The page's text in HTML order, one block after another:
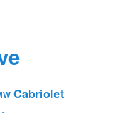
Cabriolet